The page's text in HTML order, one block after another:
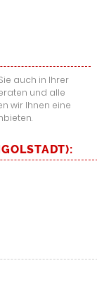
auch in Ihrer
und alle
wir Ihnen eine